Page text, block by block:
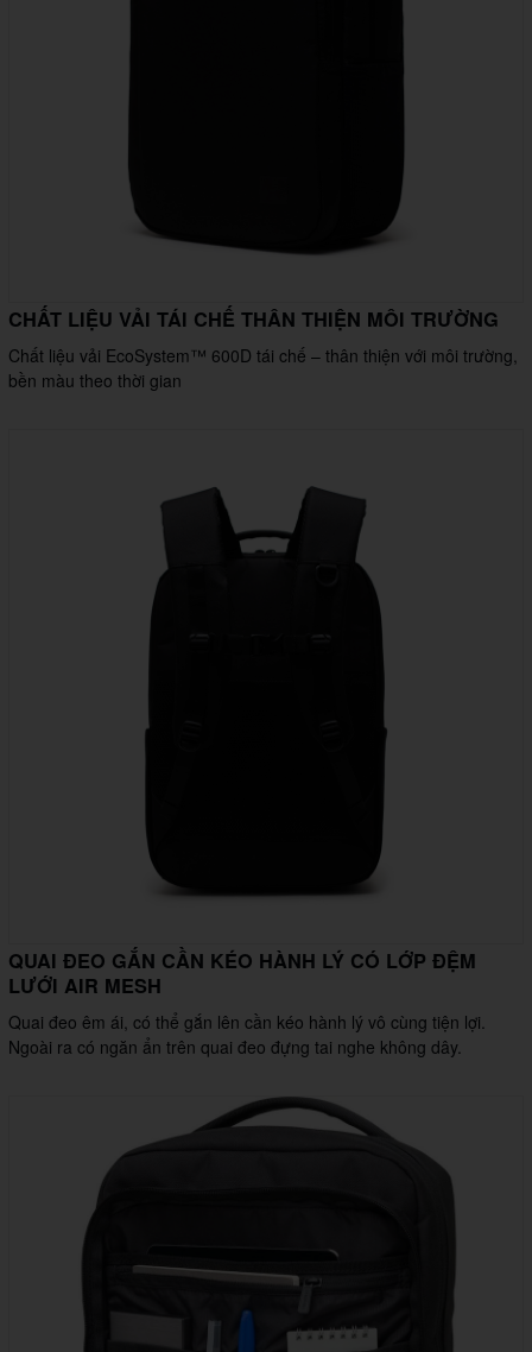
CHẤT LIỆU VẢI TÁI CHẾ THÂN THIỆN MÔI TRƯỜNG
Chất liệu vải EcoSystem™ 600D tái chế – thân thiện với môi trường,
bền màu theo thời gian
QUAI ĐEO GẮN CẦN KÉO HÀNH LÝ CÓ LỚP ĐỆM
LƯỚI AIR MESH
Quai đeo êm ái, có thể gắn lên cần kéo hành lý vô cùng tiện lợi.
Ngoài ra có ngăn ẩn trên quai đeo đựng tai nghe không dây.